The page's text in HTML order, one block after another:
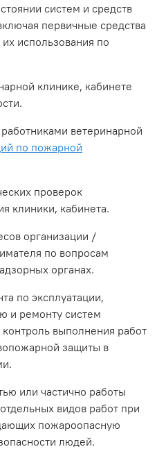
систем и средств
первичные средства
использования по
клинике, кабинете
ветеринарной
по пожарной
проверок
клиники, кабинета.
организации /
по вопросам
органах.
по эксплуатации,
и ремонту систем
выполнения работ
защиты в
или частично работы
видов работ при
пожароопасную
людей.